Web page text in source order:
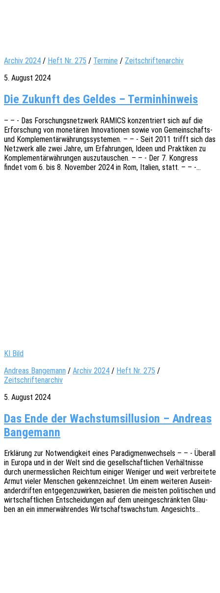
Archiv 2024 / Heft Nr. 275 / Termine / Zeitschriftenarchiv
5. August 2024
Die Zukunft des Geldes – Terminhinweis
– – - Das Forschungs­netz­werk RAMICS konzen­triert sich auf die
Erfor­schung von mone­tä­ren Inno­va­tio­nen sowie von Gemein­­schafts-
und Komple­men­tär­wäh­rungs­sys­te­men. – – - Seit 2011 trifft sich das
Netz­werk alle zwei Jahre, um Erfah­run­gen, Ideen und Prak­ti­ken zu
Komple­men­tär­wäh­run­gen auszu­tau­schen. – – - Der 7. Kongress
findet vom 6. bis 8. Novem­ber 2024 in Rom, Itali­en, statt. – – -…
KI Bild
Andreas Bangemann / Archiv 2024 / Heft Nr. 275 /
Zeitschriftenarchiv
5. August 2024
Das Ende der Wachstumsillusion – Andreas
Bangemann
Erklä­rung zur Notwen­dig­keit eines Para­dig­men­wech­sels – – - Über­all
in Europa und in der Welt sind die gesell­schaft­li­chen Verhält­nis­se
durch uner­mess­li­chen Reich­tum eini­ger Weni­ger und weit verbrei­te­te
Armut vieler Menschen gekenn­zeich­net. Um einem weite­ren Ausein­
an­der­drif­ten entge­gen­zu­wir­ken, basie­ren die meis­ten poli­ti­schen und
wirt­schaft­li­chen Entschei­dun­gen auf dem unein­ge­schränk­ten Glau­
ben an ein immer­wäh­ren­des Wirt­schafts­wachs­tum. Angesichts…